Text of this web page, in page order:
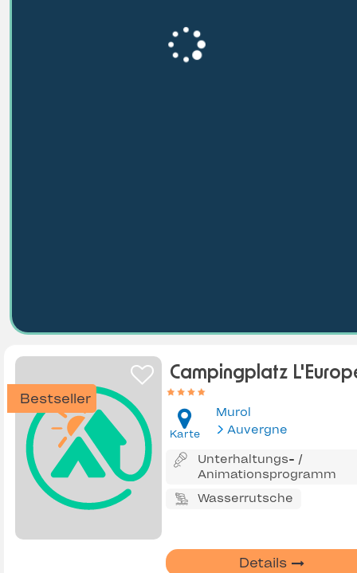
Bestseller
Campingplatz
Karte
Murol
Auvergne
Unterhaltungs- /
Animationsprogramm
Wasserrutsche
Details